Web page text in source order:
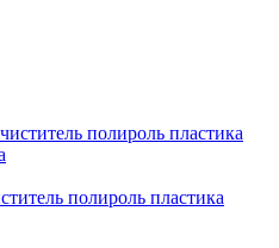
полироль пластика